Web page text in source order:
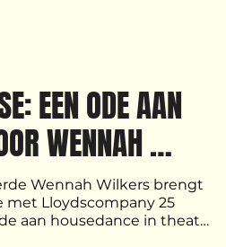
EEN ODE AAN
WENNAH
Wennah Wilkers brengt
met Lloydscompany 25
aan housedance in theater